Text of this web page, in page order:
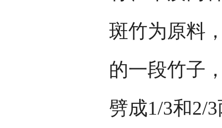
斑竹为原料
的一段竹子
劈成1/3和2/